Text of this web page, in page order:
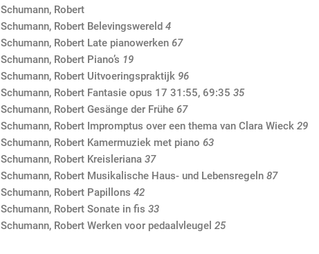
Schumann, Robert
Schumann, Robert Belevingswereld 4
Schumann, Robert Late pianowerken 67
Schumann, Robert Piano’s 19
Schumann, Robert Uitvoeringspraktijk 96
Schumann, Robert Fantasie opus 17 31:55, 69:35 35
Schumann, Robert Gesänge der Frühe 67
Schumann, Robert Impromptus over een thema van Clara Wieck 29
Schumann, Robert Kamermuziek met piano 63
Schumann, Robert Kreisleriana 37
Schumann, Robert Musikalische Haus- und Lebensregeln 87
Schumann, Robert Papillons 42
Schumann, Robert Sonate in fis 33
Schumann, Robert Werken voor pedaalvleugel 25